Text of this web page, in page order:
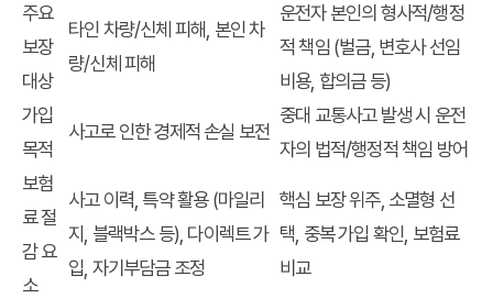
주요
보장
대상
타인 차량/신체 피해, 본인 차
량/신체 피해
운전자 본인의 형사적/행정
적 책임 (벌금, 변호사 선임
비용, 합의금 등)
가입
목적
사고로 인한 경제적 손실 보전
중대 교통사고 발생 시 운전
자의 법적/행정적 책임 방어
보험
료 절
감 요
소
사고 이력, 특약 활용 (마일리
지, 블랙박스 등), 다이렉트 가
입, 자기부담금 조정
핵심 보장 위주, 소멸형 선
택, 중복 가입 확인, 보험료
비교